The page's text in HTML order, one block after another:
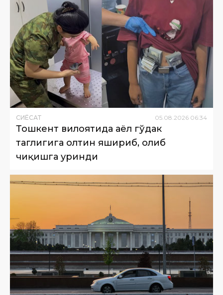
СИËСАТ 05 08 2026 06:34
Тошкент вилоятида аёл гўдак
таглигига олтин яшириб, олиб
чиқишга уринди